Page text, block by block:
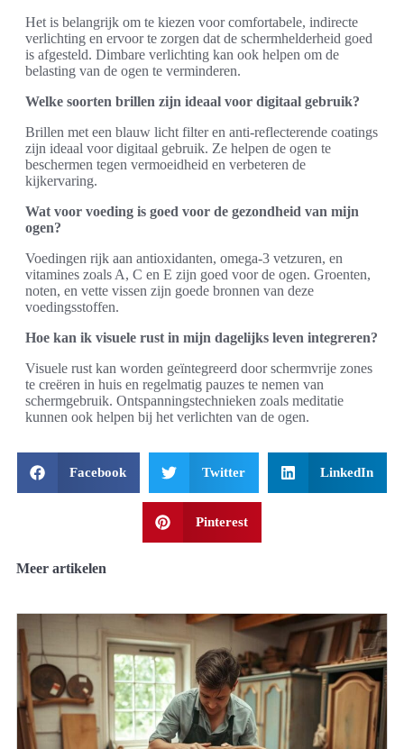
Het is belangrijk om te kiezen voor comfortabele, indirecte
verlichting en ervoor te zorgen dat de schermhelderheid goed
is afgesteld. Dimbare verlichting kan ook helpen om de
belasting van de ogen te verminderen.
Welke soorten brillen zijn ideaal voor digitaal gebruik?
Brillen met een blauw licht filter en anti-reflecterende coatings
zijn ideaal voor digitaal gebruik. Ze helpen de ogen te
beschermen tegen vermoeidheid en verbeteren de
kijkervaring.
Wat voor voeding is goed voor de gezondheid van mijn
ogen?
Voedingen rijk aan antioxidanten, omega-3 vetzuren, en
vitamines zoals A, C en E zijn goed voor de ogen. Groenten,
noten, en vette vissen zijn goede bronnen van deze
voedingsstoffen.
Hoe kan ik visuele rust in mijn dagelijks leven integreren?
Visuele rust kan worden geïntegreerd door schermvrije zones
te creëren in huis en regelmatig pauzes te nemen van
schermgebruik. Ontspanningstechnieken zoals meditatie
kunnen ook helpen bij het verlichten van de ogen.
Facebook Twitter LinkedIn
Pinterest
Meer artikelen